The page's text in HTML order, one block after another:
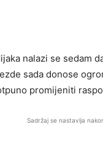
nalazi se sedam
sada donose
promijeniti
Sadržaj se nastavlja